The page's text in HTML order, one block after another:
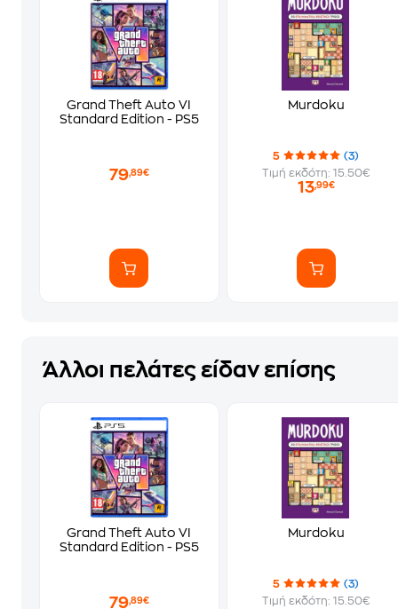
Grand Theft Auto VI
Standard Edition - PS5
79,89€
Murdoku
5
(3)
Τιμή εκδότη: 15.50€
13,99€
Άλλοι πελάτες είδαν επίσης
Grand Theft Auto VI
Standard Edition - PS5
79,89€
Murdoku
5
(3)
Τιμή εκδότη: 15.50€